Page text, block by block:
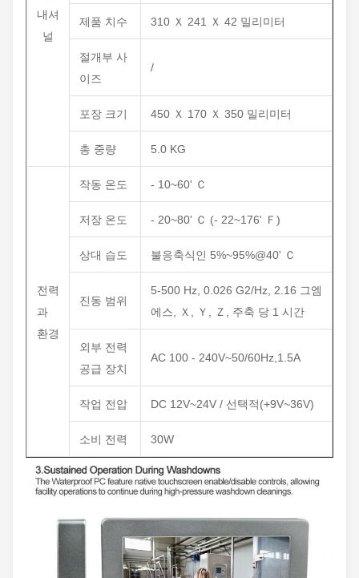
내셔
널
제품 치수 310 Ｘ 241 Ｘ 42 밀리미터
절개부 사
이즈
/
포장 크기 450 Ｘ 170 Ｘ 350 밀리미터
총 중량 5.0 KG
전력
과
환경
작동 온도 - 10~60' Ｃ
저장 온도 - 20~80' Ｃ (- 22~176' Ｆ)
상대 습도 불응축식인 5%~95%@40' Ｃ
진동 범위
5-500 Hz, 0.026 G2/Hz, 2.16 그엠
에스, Ｘ, Ｙ, Ｚ, 주축 당 1 시간
외부 전력
공급 장치
AC 100 - 240V~50/60Hz,1.5A
작업 전압 DC 12V~24V / 선택적(+9V~36V)
소비 전력 30W